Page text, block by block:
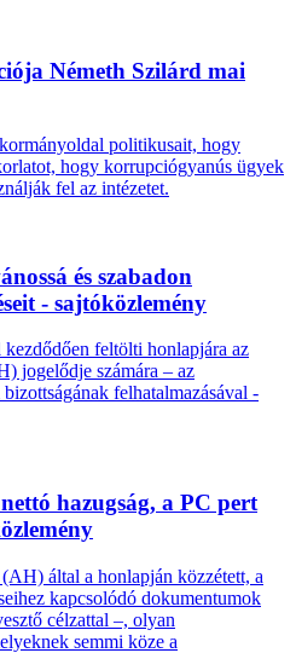
Németh Szilárd mai
politikusait, hogy
hogy korrupciógyanús ügyek
fel az intézetet.
és szabadon
- sajtóközlemény
feltölti honlapjára az
jogelődje számára – az
felhatalmazásával -
hazugság, a PC pert
által a honlapján közzétett, a
kapcsolódó dokumentumok
célzattal –, olyan
semmi köze a